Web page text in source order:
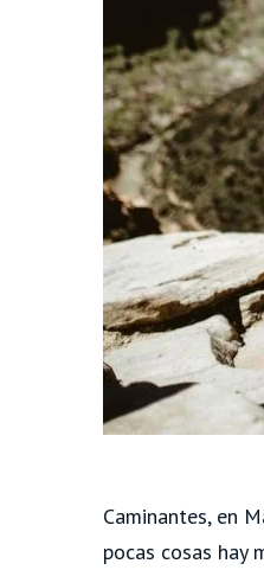
Caminantes, en
pocas cosas hay